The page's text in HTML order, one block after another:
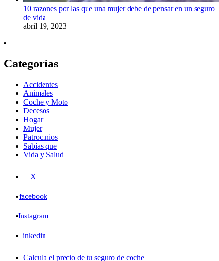
10 razones por las que una mujer debe de pensar en un seguro
de vida
abril 19, 2023
Categorías
Accidentes
Animales
Coche y Moto
Decesos
Hogar
Mujer
Patrocinios
Sabías que
Vida y Salud
X
facebook
Instagram
linkedin
Calcula el precio de tu seguro de coche